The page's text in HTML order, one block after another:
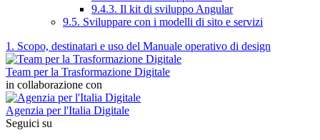
9.4.3. Il kit di sviluppo Angular
9.5. Sviluppare con i modelli di sito e servizi
1. Scopo, destinatari e uso del Manuale operativo di design
Team per la Trasformazione Digitale
in collaborazione con
Agenzia per l'Italia Digitale
Seguici su